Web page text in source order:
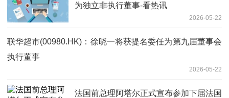
为独立非执行董事-看热讯
2026-05-22
联华超市(00980.HK)：徐晓一将获提名委任为第九届董事会
执行董事
2026-05-22
法国前总理阿塔尔正式宣布参加下届法国